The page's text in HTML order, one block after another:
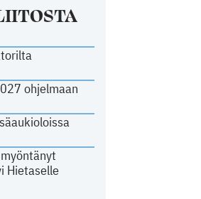
ohjelmaan
Hietaselle